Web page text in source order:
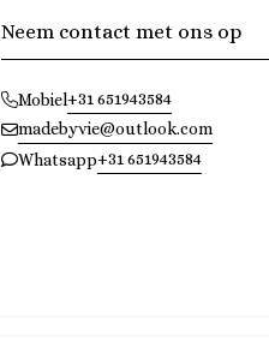
Neem contact met ons op
Mobiel+31 651943584
madebyvie@outlook.com
Whatsapp+31 651943584